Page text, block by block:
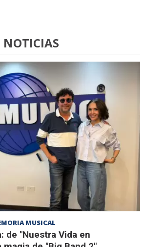
MUSICAL
de "Nuestra Vida en